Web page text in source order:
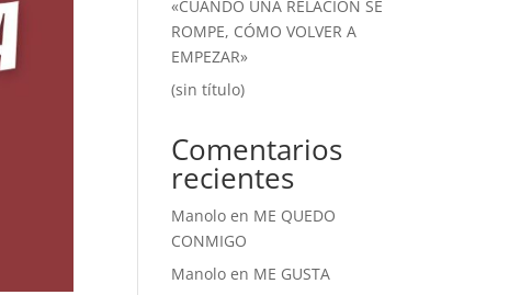
«CUANDO UNA RELACIÓN SE
ROMPE, CÓMO VOLVER A
EMPEZAR»
(sin título)
Comentarios
recientes
Manolo en ME QUEDO
CONMIGO
Manolo en ME GUSTA